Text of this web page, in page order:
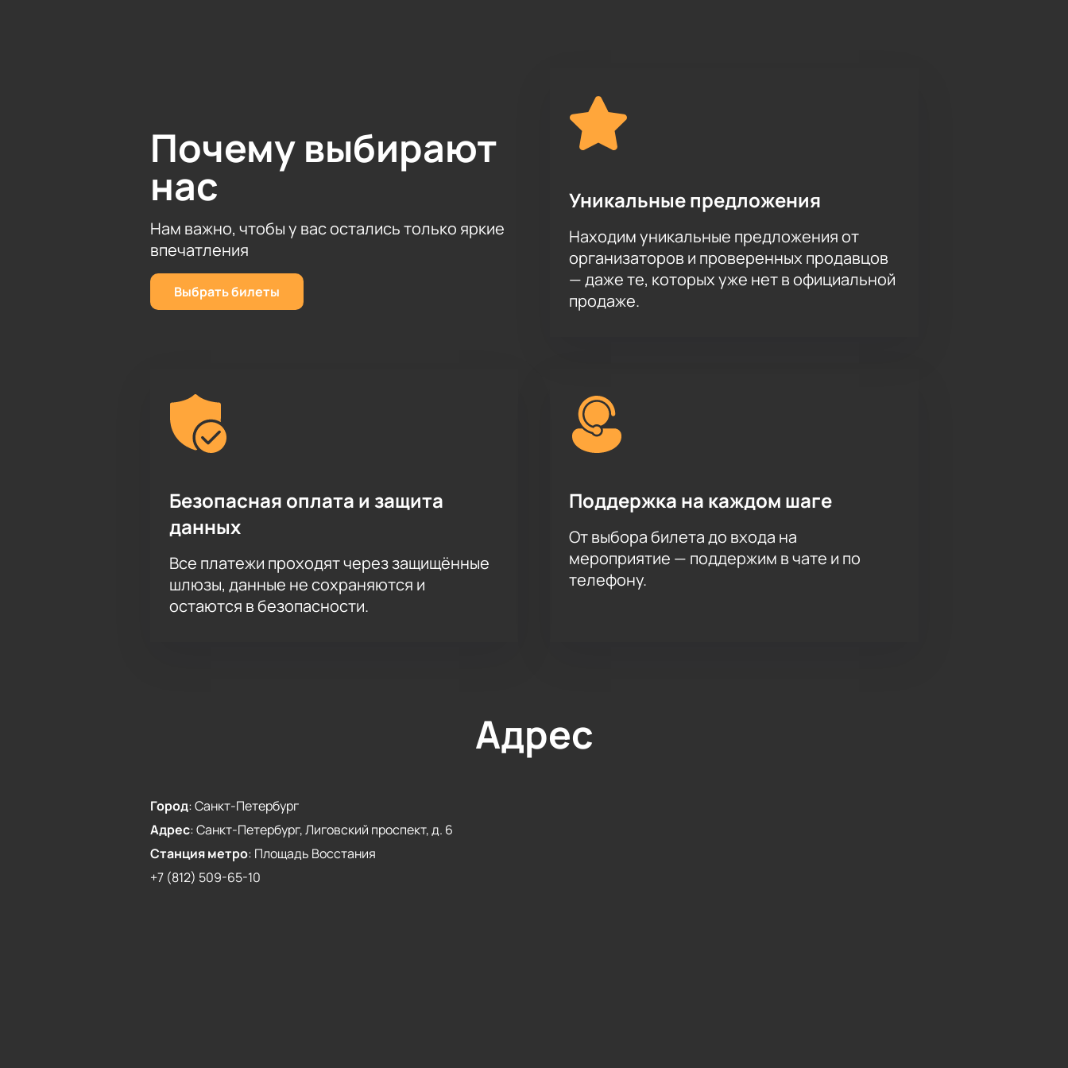
Почему выбирают
нас
Нам важно, чтобы у вас остались только яркие
впечатления
Выбрать билеты
Уникальные предложения
Находим уникальные предложения от
организаторов и проверенных продавцов
— даже те, которых уже нет в официальной
продаже.
Безопасная оплата и защита
данных
Все платежи проходят через защищённые
шлюзы, данные не сохраняются и
остаются в безопасности.
Поддержка на каждом шаге
От выбора билета до входа на
мероприятие — поддержим в чате и по
телефону.
Адрес
Город:Санкт-Петербург
Адрес:Санкт-Петербург, Лиговский проспект, д. 6
Станция метро: Площадь Восстания
+7 (812) 509-65-10